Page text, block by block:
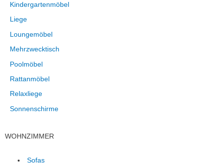
Kindergartenmöbel
Liege
Loungemöbel
Mehrzwecktisch
Poolmöbel
Rattanmöbel
Relaxliege
Sonnenschirme
WOHNZIMMER
Sofas